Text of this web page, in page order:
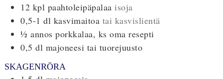
12 kpl paahtoleipäpalaa isoja
0,5-1 dl kasvimaitoa tai kasvislientä
½ annos porkkalaa, ks oma resepti
0,5 dl majoneesi tai tuorejuusto
SKAGENRÖRA